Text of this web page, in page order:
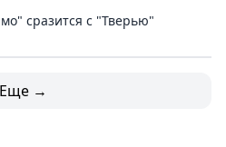
сразится с "Тверью"
Еще →